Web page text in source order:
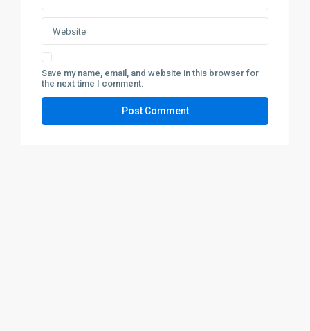
Save my name, email, and website in this browser for
the next time I comment.